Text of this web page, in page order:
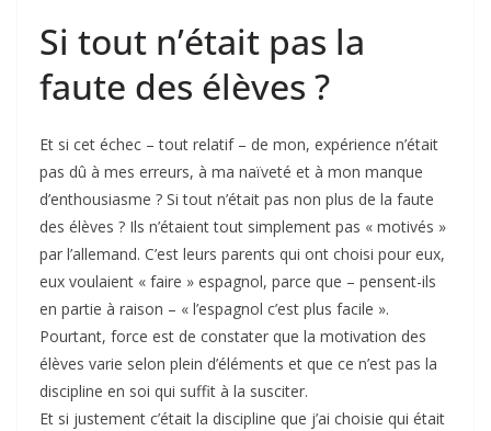
Si tout n’était pas la
faute des élèves ?
Et si cet échec – tout relatif – de mon, expé­rience n’était
pas dû à mes erreurs, à ma naïveté et à mon manque
d’enthousiasme ? Si tout n’était pas non plus de la faute
des élèves ? Ils n’étaient tout simplement pas « motivés »
par l’allemand. C’est leurs parents qui ont choisi pour eux,
eux voulaient « faire » espagnol, parce que – pensent-ils
en partie à raison – « l’espagnol c’est plus facile ».
Pourtant, force est de constater que la motivation des
élèves varie selon plein d’éléments et que ce n’est pas la
discipline en soi qui suffit à la susciter.
Et si justement c’était la discipline que j’ai choisie qui était